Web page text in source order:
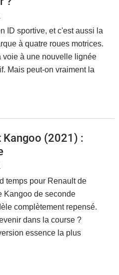
ID sportive, et c'est aussi la
à quatre roues motrices.
voie à une nouvelle lignée
Mais peut-on vraiment la
Kangoo (2021) :
temps pour Renault de
Kangoo de seconde
complètement repensé.
dans la course ?
essence la plus